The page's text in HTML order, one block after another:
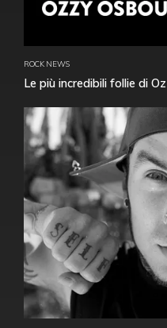
ROCK NEWS
Le più incredibili follie di